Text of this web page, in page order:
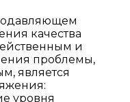
качества
и
проблемы,
является
уровня